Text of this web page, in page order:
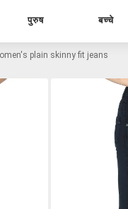
पुरुष बच्चे
plain skinny fit jeans